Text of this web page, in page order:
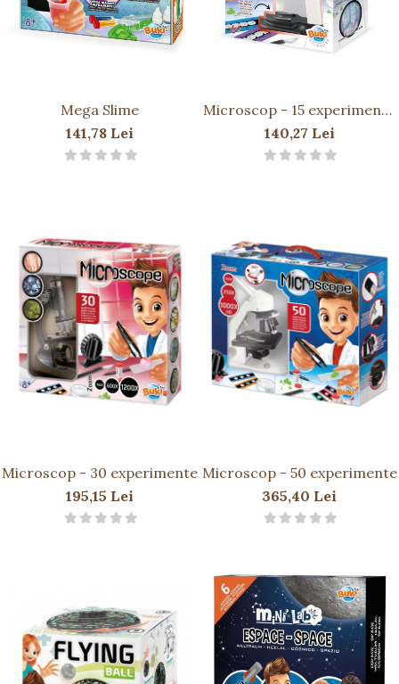
Mega Slime
141,78 Lei
Microscop - 15 experimente
NEW
140,27 Lei
Microscop - 30 experimente
195,15 Lei
Microscop - 50 experimente
365,40 Lei